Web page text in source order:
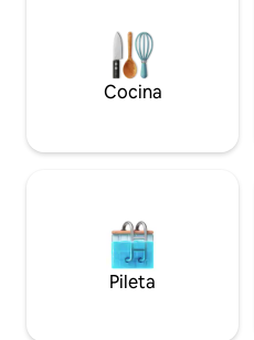
muchas de las principales
Zúrich. ¡Reserva ahora y
belleza y el encanto de Zúrich!
Cocina
Pileta